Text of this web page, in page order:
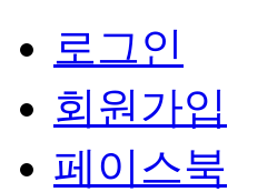
로그인
회원가입
페이스북